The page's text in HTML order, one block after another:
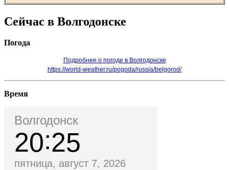
Сейчас в Волгодонске
Погода
Подробнее о погоде в Волгодонске
https://world-weather.ru/pogoda/russia/belgorod/
Время
Волгодонск
20 25
пятница, август 7, 2026